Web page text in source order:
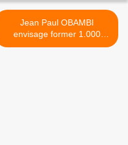
Jean Paul OBAMBI
envisage former 1.000
jeunes entrepreneurs >